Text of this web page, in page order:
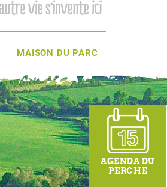
MAISON DU PARC
AGENDA DU
PERCHE